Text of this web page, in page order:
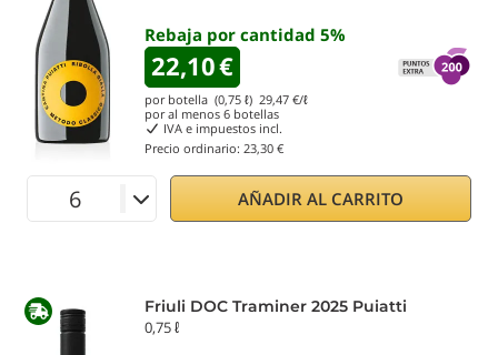
Rebaja por cantidad 5%
22,10€
por botella (0,75 ℓ) 29,47 €/ℓ
por al menos 6 botellas
IVA e impuestos incl.
Precio ordinario: 23,30 €
AÑADIR AL CARRITO
Friuli DOC Traminer 2025 Puiatti
0,75 ℓ